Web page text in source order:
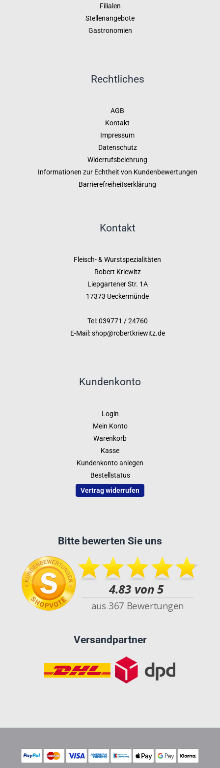
Filialen
Stellenangebote
Gastronomien
Rechtliches
AGB
Kontakt
Impressum
Datenschutz
Widerrufsbelehrung
Informationen zur Echtheit von Kundenbewertungen
Barrierefreiheitserklärung
Kontakt
Fleisch- & Wurstspezialitäten
Robert Kriewitz
Liepgartener Str. 1A
17373 Ueckermünde
Tel: 039771 / 24760
E-Mail: shop@robertkriewitz.de
Kundenkonto
Login
Mein Konto
Warenkorb
Kasse
Kundenkonto anlegen
Bestellstatus
Vertrag widerrufen
Bitte bewerten Sie uns
Versandpartner